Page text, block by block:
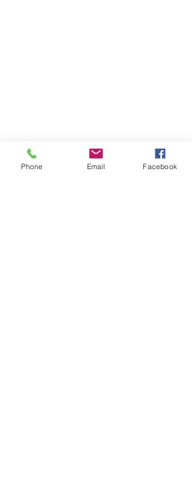
Phone Email Facebook